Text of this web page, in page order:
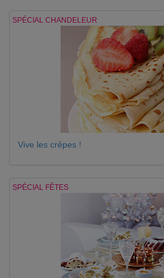
SPÉCIAL CHANDELEUR
Vive les crêpes !
SPÉCIAL FÊTES